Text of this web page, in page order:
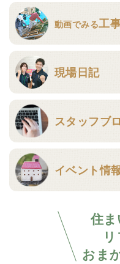
動画でみる工
現場日記
スタッフブ
イベント情
住
おま